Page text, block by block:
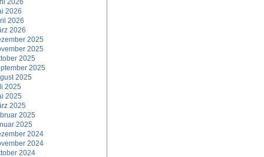
2026
2026
2026
2025
2025
2025
2025
2025
2025
2025
2025
2025
2025
2024
2024
2024